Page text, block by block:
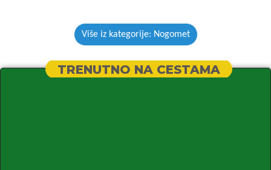
Više iz kategorije: Nogomet
TRENUTNO NA CESTAMA